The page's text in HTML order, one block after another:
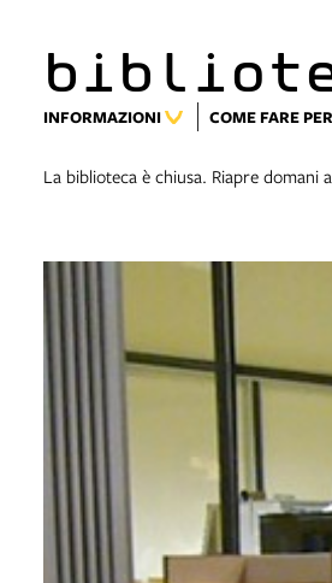
INFORMAZIONI COME FARE PER
La biblioteca è chiusa. Riapre domani